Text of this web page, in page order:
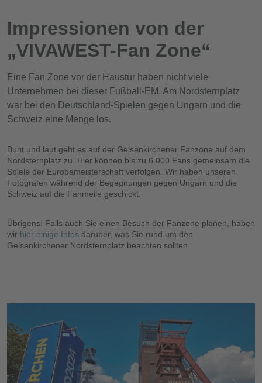
Impressionen von der
„VIVAWEST-Fan Zone“
Eine Fan Zone vor der Haustür haben nicht viele
Unternehmen bei dieser Fußball-EM. Am Nordsternplatz
war bei den Deutschland-Spielen gegen Ungarn und die
Schweiz eine Menge los.
Bunt und laut geht es auf der Gelsenkirchener Fanzone auf dem
Nordsternplatz zu. Hier können bis zu 6.000 Fans gemeinsam die
Spiele der Europameisterschaft verfolgen. Wir haben unseren
Fotografen während der Begegnungen gegen Ungarn und die
Schweiz auf die Fanmeile geschickt.
Übrigens: Falls auch Sie einen Besuch der Fanzone planen, haben
wir hier einige Infos darüber, was Sie rund um den
Gelsenkirchener Nordsternplatz beachten sollten.